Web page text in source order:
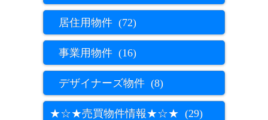
居住用物件 (72)
事業用物件 (16)
デザイナーズ物件 (8)
★☆★売買物件情報★☆★ (29)